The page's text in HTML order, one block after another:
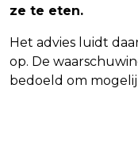
ze te eten.
Het advies luidt
op. De
bedoeld om